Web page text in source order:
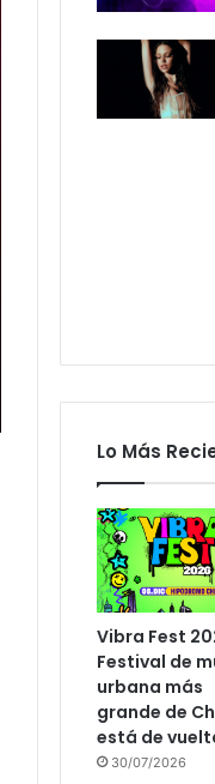
Lo Más
Vibra Fest
Festival de
urbana más
grande de
está de
30/07/2026